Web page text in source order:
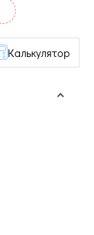
Калькулятор